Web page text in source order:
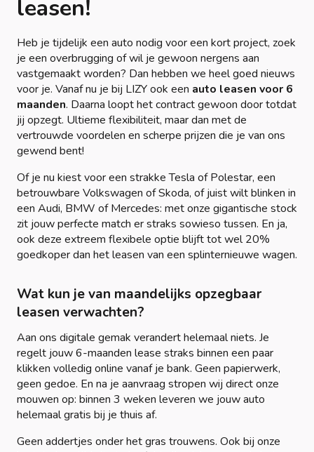
leasen!
Heb je tijdelijk een auto nodig voor een kort project, zoek
je een overbrugging of wil je gewoon nergens aan
vastgemaakt worden? Dan hebben we heel goed nieuws
voor je. Vanaf nu je bij LIZY ook een auto leasen voor 6
maanden. Daarna loopt het contract gewoon door totdat
jij opzegt. Ultieme flexibiliteit, maar dan met de
vertrouwde voordelen en scherpe prijzen die je van ons
gewend bent!
Of je nu kiest voor een strakke Tesla of Polestar, een
betrouwbare Volkswagen of Skoda, of juist wilt blinken in
een Audi, BMW of Mercedes: met onze gigantische stock
zit jouw perfecte match er straks sowieso tussen. En ja,
ook deze extreem flexibele optie blijft tot wel 20%
goedkoper dan het leasen van een splinternieuwe wagen.
Wat kun je van maandelijks opzegbaar
leasen verwachten?
Aan ons digitale gemak verandert helemaal niets. Je
regelt jouw 6-maanden lease straks binnen een paar
klikken volledig online vanaf je bank. Geen papierwerk,
geen gedoe. En na je aanvraag stropen wij direct onze
mouwen op: binnen 3 weken leveren we jouw auto
helemaal gratis bij je thuis af.
Geen addertjes onder het gras trouwens. Ook bij onze